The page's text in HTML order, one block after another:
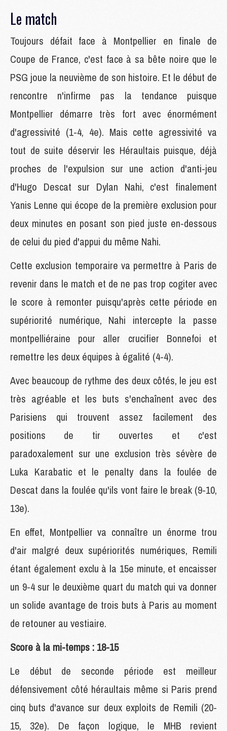
Le match
Toujours défait face à Montpellier en finale de
Coupe de France, c'est face à sa bête noire que le
PSG joue la neuvième de son histoire. Et le début de
rencontre n'infirme pas la tendance puisque
Montpellier démarre très fort avec énormément
d'agressivité (1-4, 4e). Mais cette agressivité va
tout de suite déservir les Héraultais puisque, déjà
proches de l'expulsion sur une action d'anti-jeu
d'Hugo Descat sur Dylan Nahi, c'est finalement
Yanis Lenne qui écope de la première exclusion pour
deux minutes en posant son pied juste en-dessous
de celui du pied d'appui du même Nahi.
Cette exclusion temporaire va permettre à Paris de
revenir dans le match et de ne pas trop cogiter avec
le score à remonter puisqu'après cette période en
supériorité numérique, Nahi intercepte la passe
montpelliéraine pour aller crucifier Bonnefoi et
remettre les deux équipes à égalité (4-4).
Avec beaucoup de rythme des deux côtés, le jeu est
très agréable et les buts s'enchaînent avec des
Parisiens qui trouvent assez facilement des
positions de tir ouvertes et c'est
paradoxalement sur une exclusion très sévère de
Luka Karabatic et le penalty dans la foulée de
Descat dans la foulée qu'ils vont faire le break (9-10,
13e).
En effet, Montpellier va connaître un énorme trou
d'air malgré deux supériorités numériques, Remili
étant également exclu à la 15e minute, et encaisser
un 9-4 sur le deuxième quart du match qui va donner
un solide avantage de trois buts à Paris au moment
de retouner au vestiaire.
Score à la mi-temps : 18-15
Le début de seconde période est meilleur
défensivement côté héraultais même si Paris prend
cinq buts d'avance sur deux exploits de Remili (20-
15, 32e). De façon logique, le MHB revient